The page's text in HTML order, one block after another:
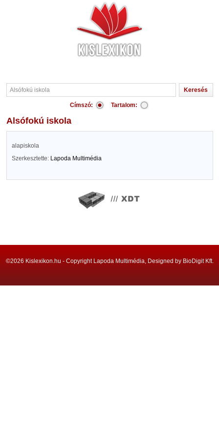
Címszó: Tartalom:
Alsófokú iskola
alapiskola
Szerkesztette: Lapoda Multimédia
©2026 Kislexikon.hu - Copyright Lapoda Multimédia, Designed by BioDigit Kft.